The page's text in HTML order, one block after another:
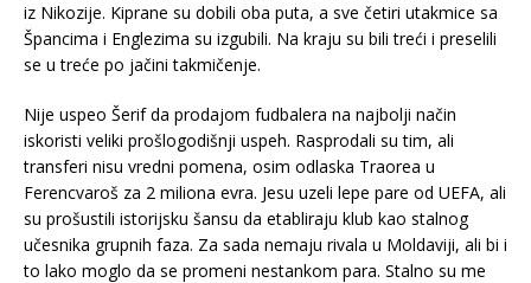
iz Nikozije. Kiprane su dobili oba puta, a sve četiri utakmice sa
Špancima i Englezima su izgubili. Na kraju su bili treći i preselili
se u treće po jačini takmičenje.
Nije uspeo Šerif da prodajom fudbalera na najbolji način
iskoristi veliki prošlogodišnji uspeh. Rasprodali su tim, ali
transferi nisu vredni pomena, osim odlaska Traorea u
Ferencvaroš za 2 miliona evra. Jesu uzeli lepe pare od UEFA, ali
su prošustili istorijsku šansu da etabliraju klub kao stalnog
učesnika grupnih faza. Za sada nemaju rivala u Moldaviji, ali bi i
to lako moglo da se promeni nestankom para. Stalno su me